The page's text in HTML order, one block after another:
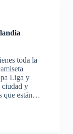
toda la
Liga y
ciudad y
que están…